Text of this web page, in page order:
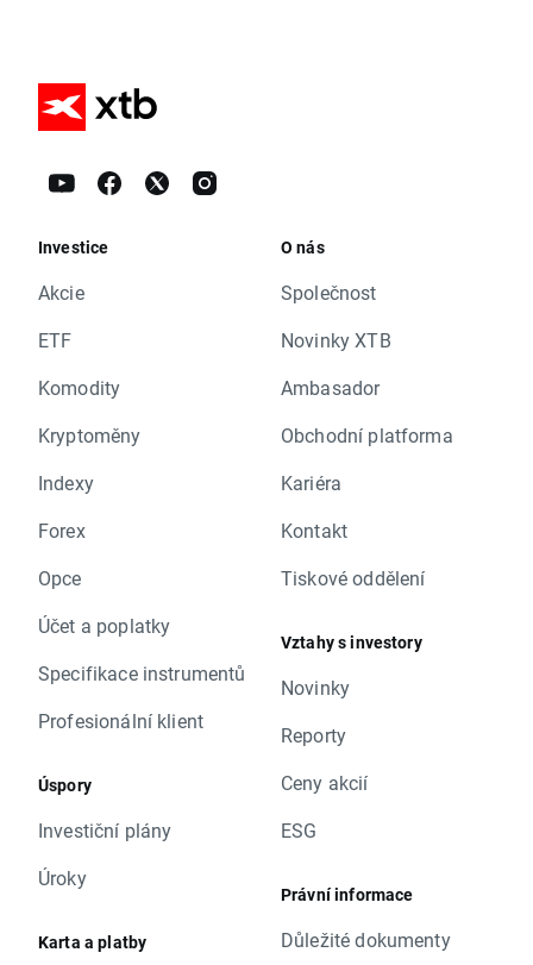
Investice
Akcie
ETF
Komodity
Kryptoměny
Indexy
Forex
Opce
Účet a poplatky
Specifikace instrumentů
Profesionální klient
Úspory
Investiční plány
Úroky
Karta a platby
O nás
Společnost
Novinky XTB
Ambasador
Obchodní platforma
Kariéra
Kontakt
Tiskové oddělení
Vztahy s investory
Novinky
Reporty
Ceny akcií
ESG
Právní informace
Důležité dokumenty